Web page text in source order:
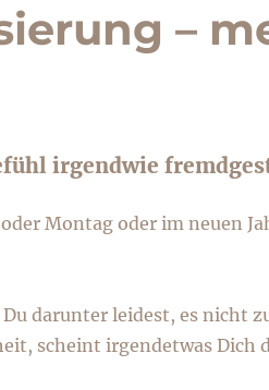
–
irgendwie
Montag oder im neuen
darunter leidest, es nicht
scheint irgendetwas Dich